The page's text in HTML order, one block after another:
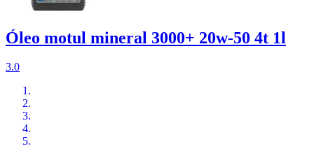
Óleo motul mineral 3000+ 20w-50 4t 1l
3.0